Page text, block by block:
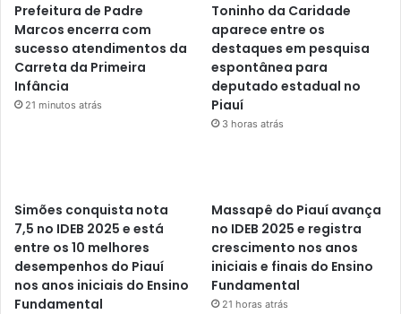
Prefeitura de Padre
Marcos encerra com
sucesso atendimentos da
Carreta da Primeira
Infância
21 minutos atrás
Toninho da Caridade
aparece entre os
destaques em pesquisa
espontânea para
deputado estadual no
Piauí
3 horas atrás
Simões conquista nota
7,5 no IDEB 2025 e está
entre os 10 melhores
desempenhos do Piauí
nos anos iniciais do Ensino
Fundamental
Massapê do Piauí avança
no IDEB 2025 e registra
crescimento nos anos
iniciais e finais do Ensino
Fundamental
21 horas atrás